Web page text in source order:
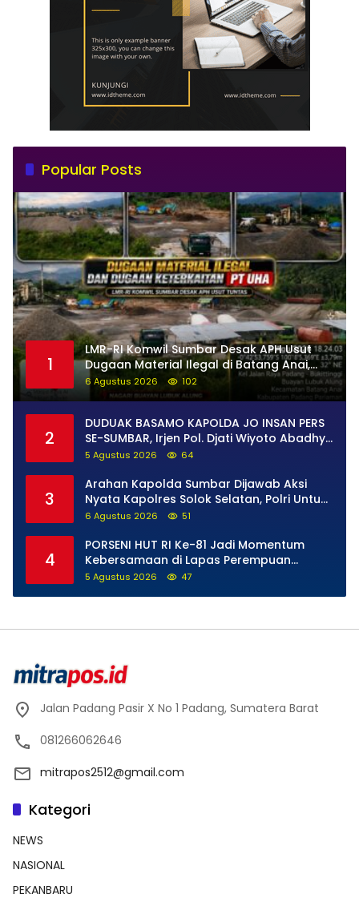
Popular Posts
1
LMR-RI Komwil Sumbar Desak APH Usut
Dugaan Material Ilegal di Batang Anai,
Dugaan Keterkaitan PT UHA Diminta
Diselidiki Tuntas
6 Agustus 2026 102
2
DUDUAK BASAMO KAPOLDA JO INSAN PERS
SE-SUMBAR, Irjen Pol. Djati Wiyoto Abadhy
Tegaskan Tak Ada Ruang bagi Pelanggar
5 Agustus 2026 64
3
Arahan Kapolda Sumbar Dijawab Aksi
Nyata Kapolres Solok Selatan, Polri Untuk
Masyarakat Bukan Sekadar Slogan
6 Agustus 2026 51
4
PORSENI HUT RI Ke-81 Jadi Momentum
Kebersamaan di Lapas Perempuan
Padang
5 Agustus 2026 47
Jalan Padang Pasir X No 1 Padang, Sumatera Barat
081266062646
mitrapos2512@gmail.com
Kategori
NEWS
NASIONAL
PEKANBARU